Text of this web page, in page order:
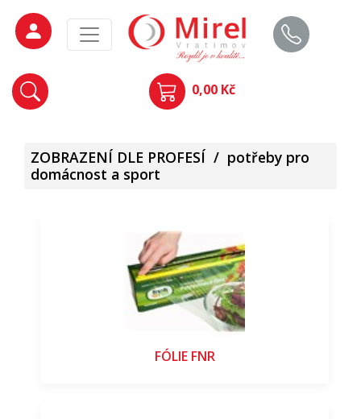
0,00 Kč
ZOBRAZENÍ DLE PROFESÍ / potřeby pro
domácnost a sport
FÓLIE FNR